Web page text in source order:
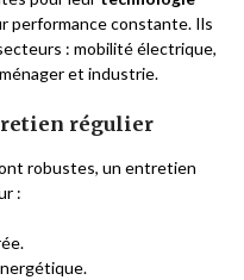
performance constante. Ils
: mobilité électrique,
et industrie.
régulier
robustes, un entretien
: